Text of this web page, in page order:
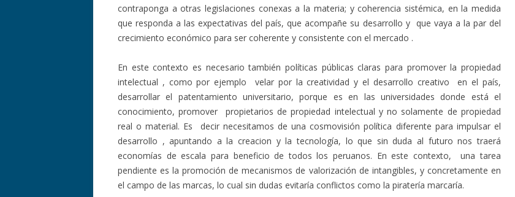
contraponga a otras legislaciones conexas a la materia; y coherencia sistémica, en la medida
que responda a las expectativas del país, que acompañe su desarrollo y que vaya a la par del
crecimiento económico para ser coherente y consistente con el mercado .
En este contexto es necesario también políticas públicas claras para promover la propiedad
intelectual , como por ejemplo velar por la creatividad y el desarrollo creativo en el país,
desarrollar el patentamiento universitario, porque es en las universidades donde está el
conocimiento, promover propietarios de propiedad intelectual y no solamente de propiedad
real o material. Es decir necesitamos de una cosmovisión política diferente para impulsar el
desarrollo , apuntando a la creacion y la tecnología, lo que sin duda al futuro nos traerá
economías de escala para beneficio de todos los peruanos. En este contexto, una tarea
pendiente es la promoción de mecanismos de valorización de intangibles, y concretamente en
el campo de las marcas, lo cual sin dudas evitaría conflictos como la piratería marcaría.